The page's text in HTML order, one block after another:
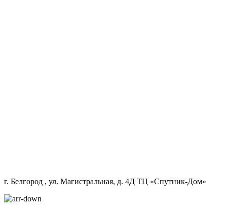
г. Белгород , ул. Магистральная, д. 4Д ТЦ «Спутник-Дом»